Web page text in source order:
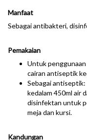
Manfaat
Sebagai antibakteri,
Pemakaian
Untuk
cairan antiseptik
Sebagai
kedalam 450ml air
disinfektan untuk
meja dan kursi.
Kandungan